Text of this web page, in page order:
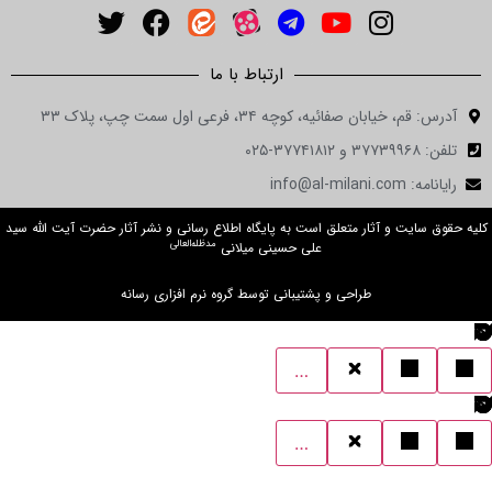
ارتباط با ما
صفائیه، کوچه ۳۴، فرعی اول سمت چپ، پلاک ۳۳
و آثار متعلق است به پایگاه اطلاع رسانی و نشر آثار حضرت آیت الله سید
علی حسینی میلانی مدظله‌العالی
طراحی و پشتیبانی توسط گروه نرم افزاری رسانه